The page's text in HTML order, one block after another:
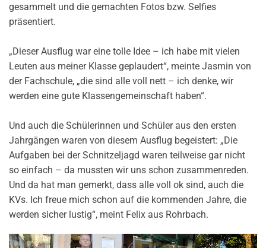
gesammelt und die gemachten Fotos bzw. Selfies
präsentiert.
„Dieser Ausflug war eine tolle Idee – ich habe mit vielen
Leuten aus meiner Klasse geplaudert“, meinte Jasmin von
der Fachschule, „die sind alle voll nett – ich denke, wir
werden eine gute Klassengemeinschaft haben“.
Und auch die Schülerinnen und Schüler aus den ersten
Jahrgängen waren von diesem Ausflug begeistert: „Die
Aufgaben bei der Schnitzeljagd waren teilweise gar nicht
so einfach – da mussten wir uns schon zusammenreden.
Und da hat man gemerkt, dass alle voll ok sind, auch die
KVs. Ich freue mich schon auf die kommenden Jahre, die
werden sicher lustig“, meint Felix aus Rohrbach.